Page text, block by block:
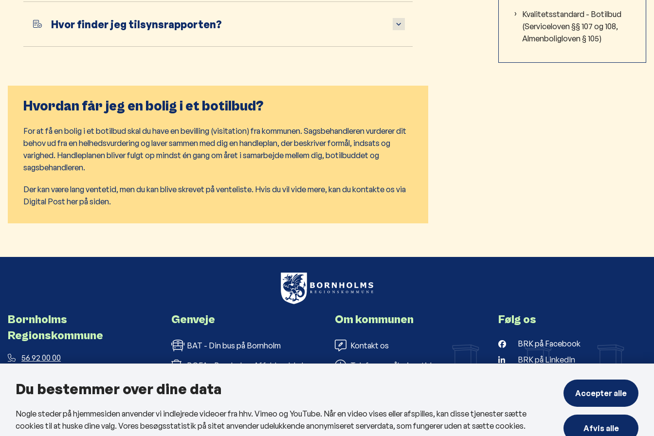
Hvor finder jeg tilsynsrapporten?
Hvordan får jeg en bolig i et botilbud?
For at få en bolig i et botilbud skal du have en bevilling (visitation) fra kommunen. Sagsbehandleren vurderer dit
behov ud fra en helhedsvurdering og laver sammen med dig en handleplan, der beskriver formål, indsats og
varighed. Handleplanen bliver fulgt op mindst én gang om året i samarbejde mellem dig, botilbuddet og
sagsbehandleren.
Der kan være lang ventetid, men du kan blive skrevet på venteliste. Hvis du vil vide mere, kan du kontakte os via
Digital Post her på siden.
Kvalitetsstandard - Botilbud
(Serviceloven §§ 107 og 108,
Almenboligloven § 105)
Bornholms
Regionskommune
56 92 00 00
Landemærket 26, 3700 Rønne
Man - tors: kl. 09:00 - 14:00
Genveje
BAT - Din bus på Bornholm
BOFA - Bornholms Affaldsselskab
Bornholms Folkebiblioteker
Om kommunen
Kontakt os
Telefon- og åbningstider
Cookies
Følg os
BRK på Facebook
BRK på LinkedIn
Du bestemmer over dine data
Nogle steder på hjemmesiden anvender vi indlejrede videoer fra hhv. Vimeo og YouTube. Når en video vises eller afspilles, kan disse tjenester sætte
cookies til at huske dine valg. Vores besøgsstatistik på sitet anvender udelukkende anonymiseret serverdata, som fungerer uden at sætte cookies.
Accepter alle
Afvis alle